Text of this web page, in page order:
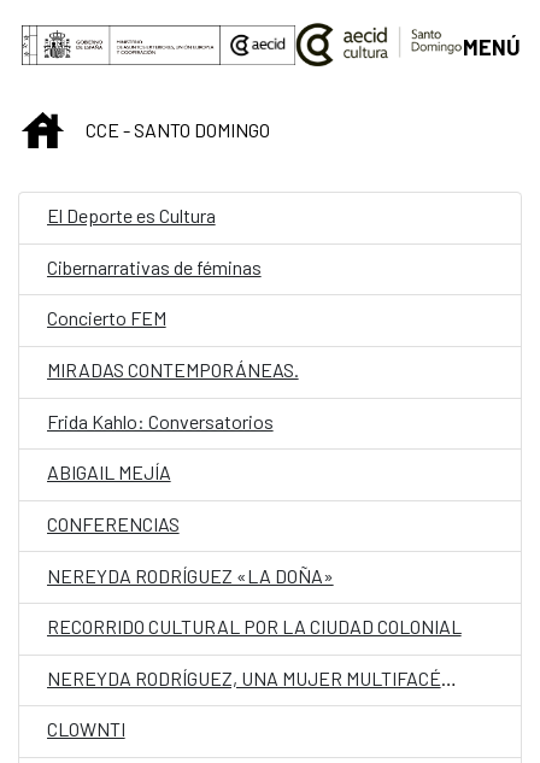
Saltar al contenido principal
MENÚ
INICIOCCE - SANTO DOMINGO
El Deporte es Cultura
Cibernarrativas de féminas
Concierto FEM
MIRADAS CONTEMPORÁNEAS.
Frida Kahlo: Conversatorios
ABIGAIL MEJÍA
CONFERENCIAS
NEREYDA RODRÍGUEZ «LA DOÑA»
RECORRIDO CULTURAL POR LA CIUDAD COLONIAL
NEREYDA RODRÍGUEZ, UNA MUJER MULTIFACÉTICA
CLOWNTI